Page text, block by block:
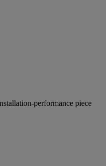
performance piece